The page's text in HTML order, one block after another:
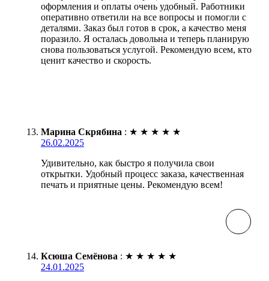
оформления и оплаты очень удобный. Работники
оперативно ответили на все вопросы и помогли с
деталями. Заказ был готов в срок, а качество меня
поразило. Я осталась довольна и теперь планирую
снова пользоваться услугой. Рекомендую всем, кто
ценит качество и скорость.
Марина Скрябина : ★ ★ ★ ★ ★
26.02.2025
Удивительно, как быстро я получила свои
открытки. Удобный процесс заказа, качественная
печать и приятные цены. Рекомендую всем!
Ксюша Семёнова : ★ ★ ★ ★ ★
24.01.2025